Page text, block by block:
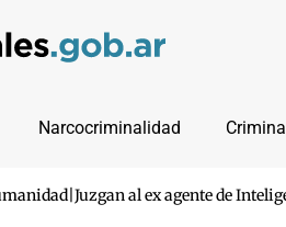
Narcocriminalidad
Juzgan al ex agente de